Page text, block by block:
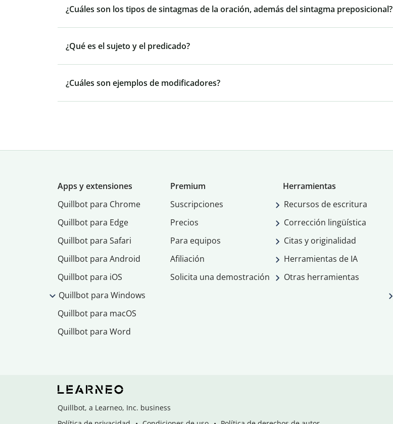
¿Cuáles son los tipos de sintagmas de la oración, además del sintagma preposicional?
¿Qué es el sujeto y el predicado?
¿Cuáles son ejemplos de modificadores?
Apps y extensiones
Quillbot para Chrome
Quillbot para Edge
Quillbot para Safari
Quillbot para Android
Quillbot para iOS
Quillbot para Windows
Quillbot para macOS
Quillbot para Word
Premium
Suscripciones
Precios
Para equipos
Afiliación
Solicita una demostración
Herramientas
Recursos de escritura
Corrección lingüística
Citas y originalidad
Herramientas de IA
Otras herramientas
Quillbot, a Learneo, Inc. business